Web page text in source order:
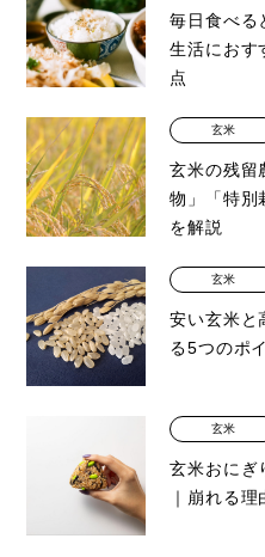
毎日食べる
生活におす
点
玄米
玄米の残留
物」「特別
を解説
玄米
安い玄米と
る5つのポ
玄米
玄米おにぎ
｜崩れる